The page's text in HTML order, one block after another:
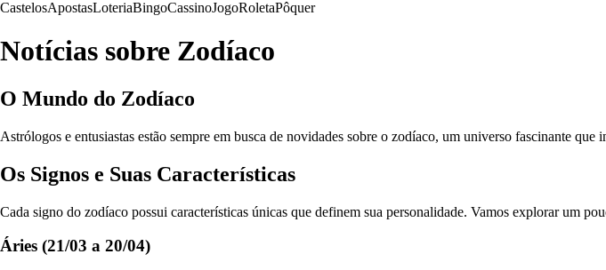
CastelosApostasLoteriaBingoCassinoJogoRoletaPôquer
Notícias sobre Zodíaco
O Mundo do Zodíaco
Astrólogos e entusiastas estão sempre em busca de novidades sobre o zodíaco, um universo fascinante que
Os Signos e Suas Características
Cada signo do zodíaco possui características únicas que definem sua personalidade. Vamos explorar um
Áries (21/03 a 20/04)